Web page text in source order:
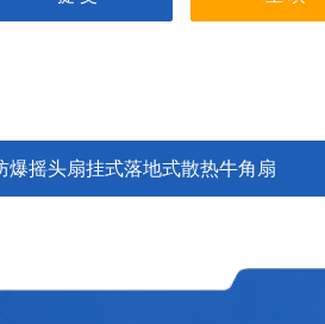
爆摇头扇挂式落地式散热牛角扇